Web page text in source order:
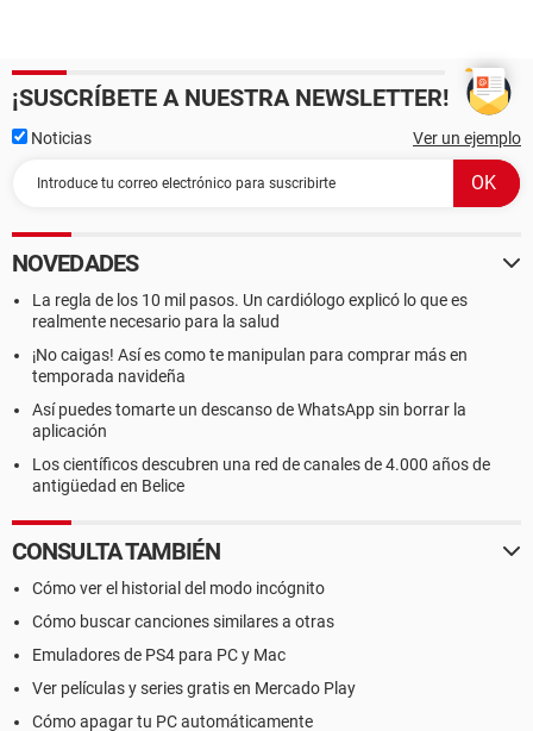
¡SUSCRÍBETE A NUESTRA NEWSLETTER!
Noticias Ver un ejemplo
NOVEDADES
La regla de los 10 mil pasos. Un cardiólogo explicó lo que es
realmente necesario para la salud
¡No caigas! Así es como te manipulan para comprar más en
temporada navideña
Así puedes tomarte un descanso de WhatsApp sin borrar la
aplicación
Los científicos descubren una red de canales de 4.000 años de
antigüedad en Belice
CONSULTA TAMBIÉN
Cómo ver el historial del modo incógnito
Cómo buscar canciones similares a otras
Emuladores de PS4 para PC y Mac
Ver películas y series gratis en Mercado Play
Cómo apagar tu PC automáticamente